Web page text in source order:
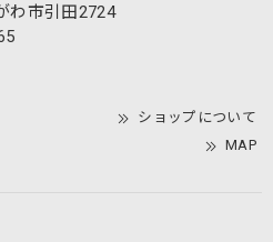
わ市引田2724
ショップについて
MAP